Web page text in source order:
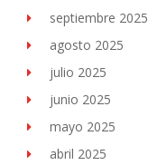
septiembre 2025
agosto 2025
julio 2025
junio 2025
mayo 2025
abril 2025